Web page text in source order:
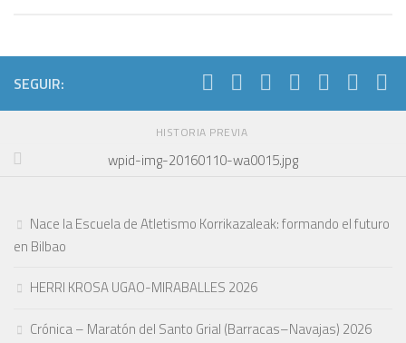
SEGUIR:
HISTORIA PREVIA
wpid-img-20160110-wa0015.jpg
Nace la Escuela de Atletismo Korrikazaleak: formando el futuro
en Bilbao
HERRI KROSA UGAO-MIRABALLES 2026
Crónica – Maratón del Santo Grial (Barracas–Navajas) 2026